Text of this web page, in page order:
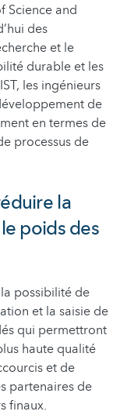
Science and
des
et le
durable et les
les ingénieurs
de
en termes de
processus de
la
poids des
possibilité de
et la saisie de
qui permettront
haute qualité
et de
partenaires de
finaux.